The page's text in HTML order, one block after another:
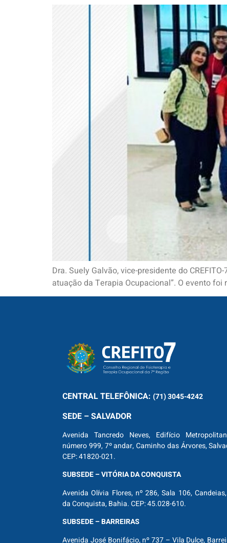
Dra. Suely Galvão, vice-presidente do
atuação da Terapia Ocupacional”. O evento
CENTRALTELEFÔNICA: (71) 3045-4242
SEDE – SALVADOR
Avenida Tancredo Neves, Edifício
número 999, 7º andar, Caminho das Árvores,
CEP: 41820-021.
SUBSEDE – VITÓRIA DA CONQUISTA
Avenida Olívia Flores, nº 286, Sala 106,
da Conquista, Bahia. CEP: 45.028-610.
SUBSEDE – BARREIRAS
Avenida José Bonifácio, nº 737 – Vila Dulce,